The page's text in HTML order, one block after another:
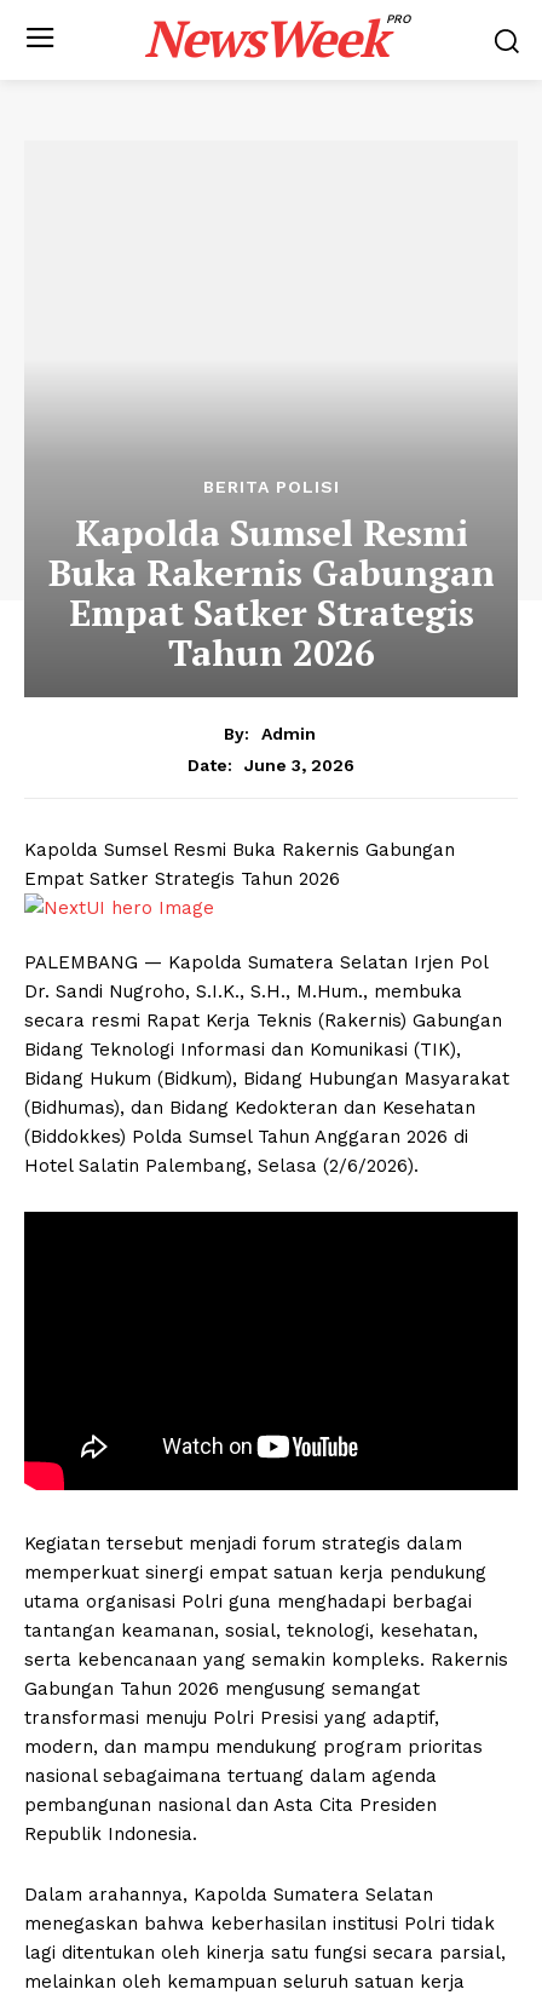
NewsWeekPRO
BERITA POLISI
Kapolda Sumsel Resmi
Buka Rakernis Gabungan
Empat Satker Strategis
Tahun 2026
By:
Admin
Date:
June 3, 2026
Kapolda Sumsel Resmi Buka Rakernis Gabungan
Empat Satker Strategis Tahun 2026
PALEMBANG — Kapolda Sumatera Selatan Irjen Pol
Dr. Sandi Nugroho, S.I.K., S.H., M.Hum., membuka
secara resmi Rapat Kerja Teknis (Rakernis) Gabungan
Bidang Teknologi Informasi dan Komunikasi (TIK),
Bidang Hukum (Bidkum), Bidang Hubungan Masyarakat
(Bidhumas), dan Bidang Kedokteran dan Kesehatan
(Biddokkes) Polda Sumsel Tahun Anggaran 2026 di
Hotel Salatin Palembang, Selasa (2/6/2026).
Kegiatan tersebut menjadi forum strategis dalam
memperkuat sinergi empat satuan kerja pendukung
utama organisasi Polri guna menghadapi berbagai
tantangan keamanan, sosial, teknologi, kesehatan,
serta kebencanaan yang semakin kompleks. Rakernis
Gabungan Tahun 2026 mengusung semangat
transformasi menuju Polri Presisi yang adaptif,
modern, dan mampu mendukung program prioritas
nasional sebagaimana tertuang dalam agenda
pembangunan nasional dan Asta Cita Presiden
Republik Indonesia.
Dalam arahannya, Kapolda Sumatera Selatan
menegaskan bahwa keberhasilan institusi Polri tidak
lagi ditentukan oleh kinerja satu fungsi secara parsial,
melainkan oleh kemampuan seluruh satuan kerja